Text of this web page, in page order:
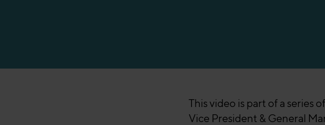
This video is part of a series
Vice President & General